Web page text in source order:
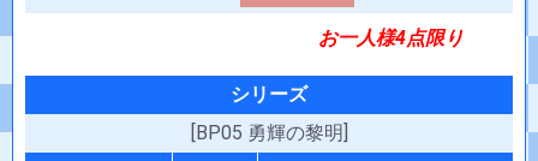
お一人様4点限り
シリーズ
[BP05 勇輝の黎明]